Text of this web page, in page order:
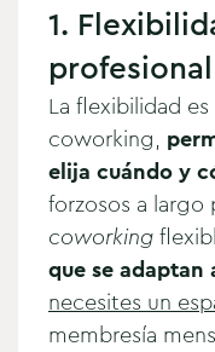
1.
La flexibilidad
coworking,
elija cuándo y
forzosos a largo
coworking
que se adaptan
necesites un
membresía